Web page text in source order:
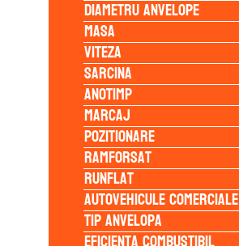
Diametru anvelope
Masa
Viteza
Sarcina
Anotimp
Marcaj
Pozitionare
Ramforsat
Runflat
Autovehicule comerciale
Tip anvelopa